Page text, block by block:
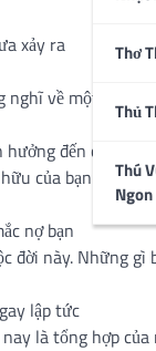
Thơ
Thủ
Thú
Ngon
xảy ra
nghĩ về một điều
đến cảm xúc
của bạn. Đừng
nợ bạn
đời này. Những
lập tức
là tổng hợp